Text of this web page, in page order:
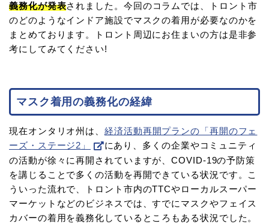
義務化が発表されました。今回のコラムでは、トロント市
のどのようなインドア施設でマスクの着用が必要なのかを
まとめております。トロント周辺にお住まいの方は是非参
考にしてみてください!
マスク着用の義務化の経緯
現在オンタリオ州は、 経済活動再開プランの「再開のフェ
ーズ・ステージ2」
にあり、多くの企業やコミュニティ
の活動が徐々に再開されていますが、COVID-19の予防策
を講じることで多くの活動を再開できている状況です。こ
ういった流れで、トロント市内のTTCやローカルスーパー
マーケットなどのビジネスでは、すでにマスクやフェイス
カバーの着用を義務化しているところもある状況でした。